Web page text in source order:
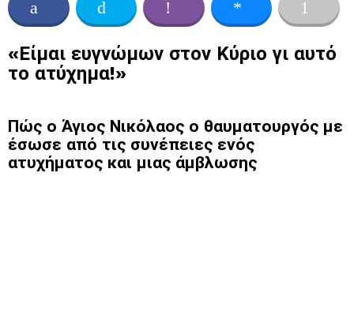
«Είμαι ευγνώμων στον Κύριο γι αυτό
το ατύχημα!»
Πώς ο Άγιος Νικόλαος ο θαυματουργός με
έσωσε από τις συνέπειες ενός
ατυχήματος και μιας άμβλωσης